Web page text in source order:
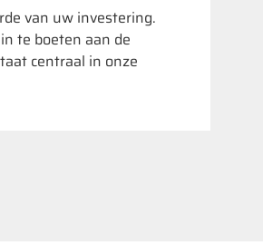
van uw investering.
te boeten aan de
centraal in onze